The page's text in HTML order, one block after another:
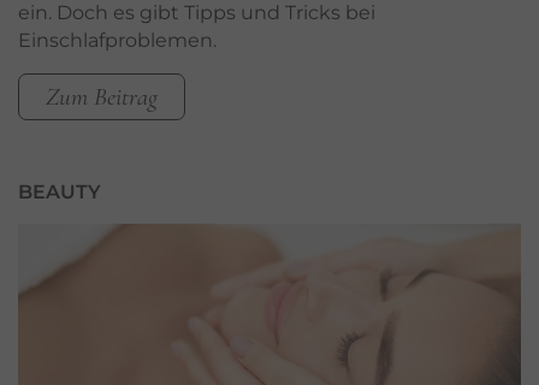
ein. Doch es gibt Tipps und Tricks bei
Einschlafproblemen.
Zum Beitrag
BEAUTY